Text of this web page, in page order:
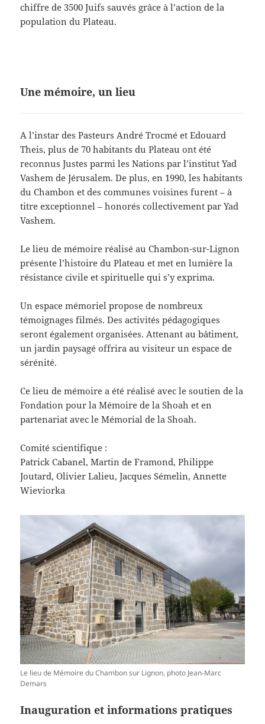
chiffre de 3500 Juifs sauvés grâce à l’action de la
population du Plateau.
Une mémoire, un lieu
A l’instar des Pasteurs André Trocmé et Edouard
Theis, plus de 70 habitants du Plateau ont été
reconnus Justes parmi les Nations par l’institut Yad
Vashem de Jérusalem. De plus, en 1990, les habitants
du Chambon et des communes voisines furent – à
titre exceptionnel – honorés collectivement par Yad
Vashem.
Le lieu de mémoire réalisé au Chambon-sur-Lignon
présente l’histoire du Plateau et met en lumière la
résistance civile et spirituelle qui s’y exprima.
Un espace mémoriel propose de nombreux
témoignages filmés. Des activités pédagogiques
seront également organisées. Attenant au bâtiment,
un jardin paysagé offrira au visiteur un espace de
sérénité.
Ce lieu de mémoire a été réalisé avec le soutien de la
Fondation pour la Mémoire de la Shoah et en
partenariat avec le Mémorial de la Shoah.
Comité scientifique :
Patrick Cabanel, Martin de Framond, Philippe
Joutard, Olivier Lalieu, Jacques Sémelin, Annette
Wieviorka
Le lieu de Mémoire du Chambon sur Lignon, photo Jean-Marc
Demars
Inauguration et informations pratiques